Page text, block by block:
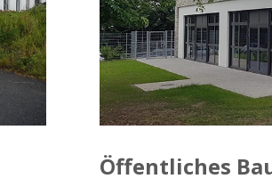
Öffentliches